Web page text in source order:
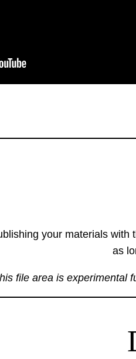
your materials with
as
file area is experimental